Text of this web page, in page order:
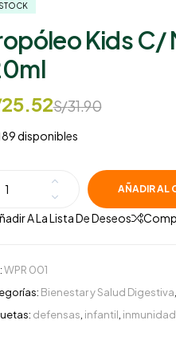
Kids C/
S/31.90
25.52
disponibles
AÑADIR AL
A La Lista De Deseos
WPR 001
Bienestar y Salud Digestiva,
defensas, infantil, inmunidad